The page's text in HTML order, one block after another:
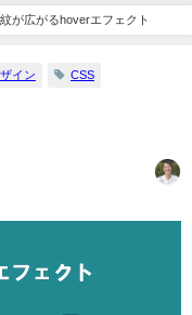
が広がるhoverエフェクト
イン CSS